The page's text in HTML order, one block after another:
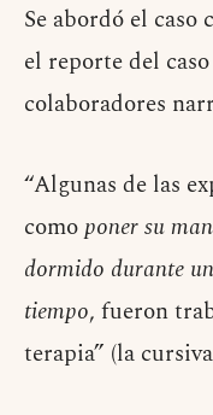
Se abordó el
el reporte del
colaboradores
“Algunas de las
comoponer su
dormido durante
tiempo, fueron
terapia” (la